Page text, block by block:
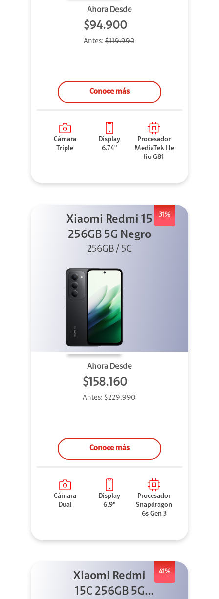
Ahora Desde
$94.900
Antes:$119.990
Conoce más
Cámara
Triple
Display
6.74"
Procesador
MediaTek He
lio G81
31%
Xiaomi Redmi 15
256GB 5G Negro
256GB / 5G
Ahora Desde
$158.160
Antes:$229.990
Conoce más
Cámara
Dual
Display
6.9"
Procesador
Snapdragon
6s Gen 3
41%
Xiaomi Redmi
15C 256GB 5G